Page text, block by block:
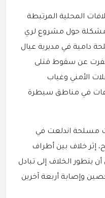
المحلية المرتبطة
مشكلة حول مشروع لري
دامية في مديرية عيال
عن سقوط قتلى
الأمني وغياب
في مناطق سيطرة
مسلحة اندلعت في
إثر خلاف بين أطراف
يتطور الخلاف إلى تبادل
وإصابة أربعة آخرين